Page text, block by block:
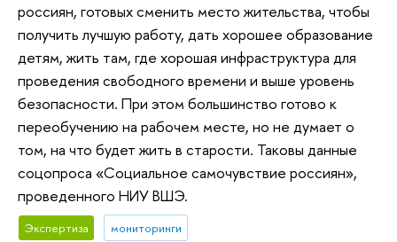
россиян, готовых сменить место жительства, чтобы
получить лучшую работу, дать хорошее образование
детям, жить там, где хорошая инфраструктура для
проведения свободного времени и выше уровень
безопасности. При этом большинство готово к
переобучению на рабочем месте, но не думает о
том, на что будет жить в старости. Таковы данные
соцопроса «Социальное самочувствие россиян»,
проведенного НИУ ВШЭ.
Экспертиза мониторинги